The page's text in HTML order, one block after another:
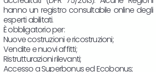
hanno un registro consultabile online degli
esperti abilitati.
È obbligatorio per:
Nuove costruzioni e ricostruzioni;
Vendite e nuovi affitti;
Ristrutturazioni rilevanti;
Accesso a Superbonus ed Ecobonus;